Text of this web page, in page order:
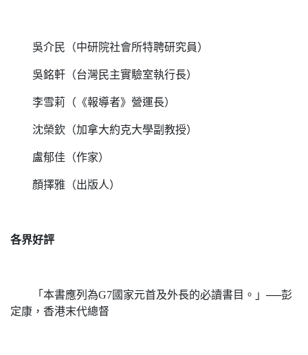
吳介民（中研院社會所特聘研究員）
吳銘軒（台灣民主實驗室執行長）
李雪莉（《報導者》營運長）
沈榮欽（加拿大約克大學副教授）
盧郁佳（作家）
顏擇雅（出版人）
各界好評
「本書應列為G7國家元首及外長的必讀書目。」──彭
定康，香港末代總督